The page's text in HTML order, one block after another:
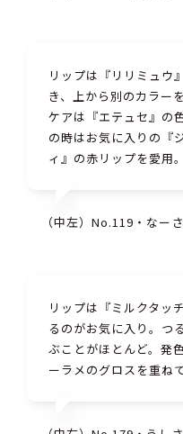
リップは『リリミュウ
き、上から別のカラー
ケアは『エテュセ』の
の時はお気に入りの
ィ』の赤リップを愛用。
（中左）No.119・なー
リップは『ミルクタッ
るのがお気に入り。つ
ぶことがほとんど。発
ーラメのグロスを重ね